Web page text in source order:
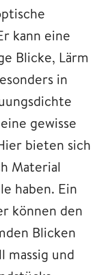
kann eine
Blicke, Lärm
in
gewisse
bieten sich
Material
haben. Ein
können den
Blicken
massig und